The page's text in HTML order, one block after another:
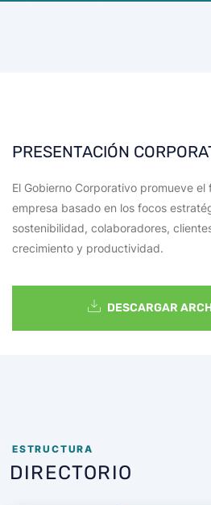
PRESENTACIÓN
El Gobierno Corporativo promueve el
empresa basado en los focos
sostenibilidad, colaboradores,
crecimiento y productividad.
DESCARGAR
ESTRUCTURA
DIRECTORIO